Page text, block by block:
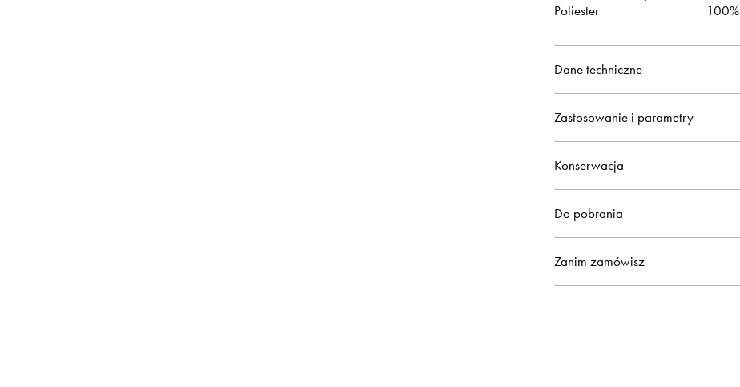
Poliester 100%
Dane techniczne
Zastosowanie i parametry
Konserwacja
Do pobrania
Zanim zamówisz